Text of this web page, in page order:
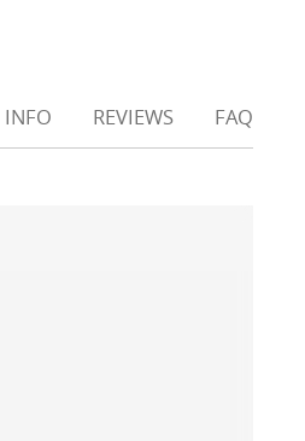
INFO REVIEWS FAQ